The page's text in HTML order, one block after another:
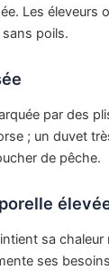
Les éleveurs
poils.
par des
; un duvet
de pêche.
sa chaleur
ses